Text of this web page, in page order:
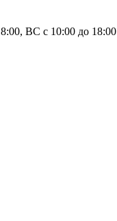
ВС с 10:00 до 18:00